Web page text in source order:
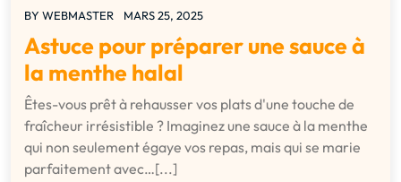
BY WEBMASTER MARS 25, 2025
Astuce pour préparer une sauce à
la menthe halal
Êtes-vous prêt à rehausser vos plats d'une touche de
fraîcheur irrésistible ? Imaginez une sauce à la menthe
qui non seulement égaye vos repas, mais qui se marie
parfaitement avec…[...]